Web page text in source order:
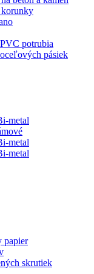
korunky
potrubia
pásiek
metal
metal
metal
papier
skrutiek